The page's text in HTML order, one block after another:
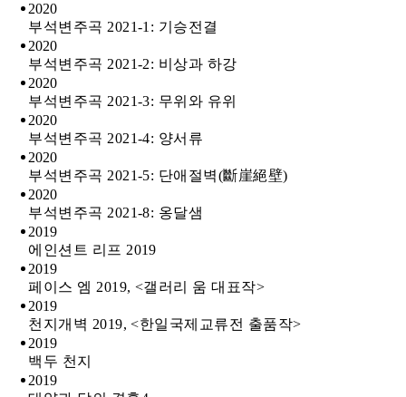
2020
부석변주곡 2021-1: 기승전결
2020
부석변주곡 2021-2: 비상과 하강
2020
부석변주곡 2021-3: 무위와 유위
2020
부석변주곡 2021-4: 양서류
2020
부석변주곡 2021-5: 단애절벽(斷崖絕壁)
2020
부석변주곡 2021-8: 옹달샘
2019
에인션트 리프 2019
2019
페이스 엠 2019, <갤러리 움 대표작>
2019
천지개벽 2019, <한일국제교류전 출품작>
2019
백두 천지
2019